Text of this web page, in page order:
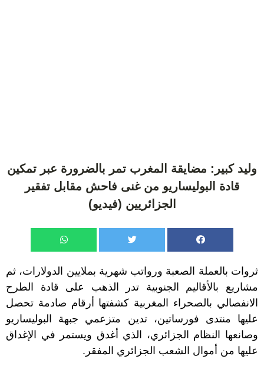
وليد كبير: مضايقة المغرب تمر بالضرورة عبر تمكين
قادة البوليساريو من غنى فاحش مقابل تفقير
الجزائريين (فيديو)
ثروات بالعملة الصعبة ورواتب شهرية بملايين الدولارات، ثم
مشاريع بالأقاليم الجنوبية تدر الذهب على قادة الطرح
الانفصالي بالصحراء المغربية كشفتها أرقام صادمة تحصل
عليها منتدى فورساتين، تدين متزعمي جبهة البوليساريو
وصانعها النظام الجزائري، الذي أغدق ويستمر في الإغداق
عليها من أموال الشعب الجزائري المفقر.